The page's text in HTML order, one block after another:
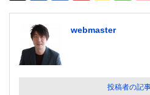
webmaster
投稿者の記